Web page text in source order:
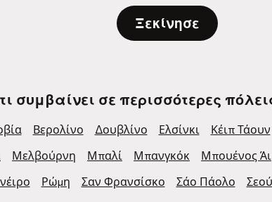
Ξεκίνησε
συμβαίνει σε περισσότερες
Βερολίνο Δουβλίνο Ελσίνκι Κέιπ Τάουν
Μελβούρνη Μπαλί Μπανγκόκ Μπουένος
Ρώμη Σαν Φρανσίσκο Σάο Πάολο